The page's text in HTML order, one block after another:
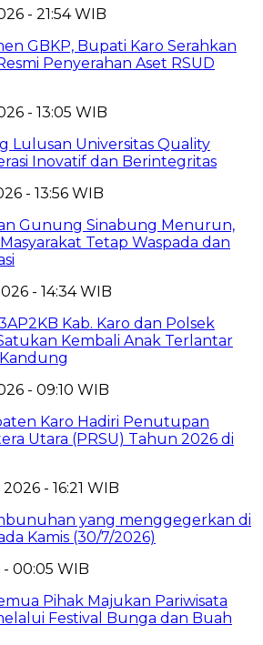
- 21:54 WIB
GBKP, Bupati Karo Serahkan
Penyerahan Aset RSUD
- 13:05 WIB
Lulusan Universitas Quality
Inovatif dan Berintegritas
- 13:56 WIB
Gunung Sinabung Menurun,
Tetap Waspada dan
- 14:34 WIB
Kab. Karo dan Polsek
Kembali Anak Terlantar
- 09:10 WIB
Karo Hadiri Penutupan
Utara (PRSU) Tahun 2026 di
- 16:21 WIB
yang menggegerkan di
Kamis (30/7/2026)
00:05 WIB
Pihak Majukan Pariwisata
Festival Bunga dan Buah